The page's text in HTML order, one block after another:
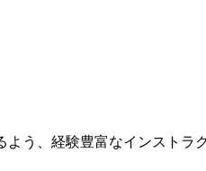
う、経験豊富なインストラ